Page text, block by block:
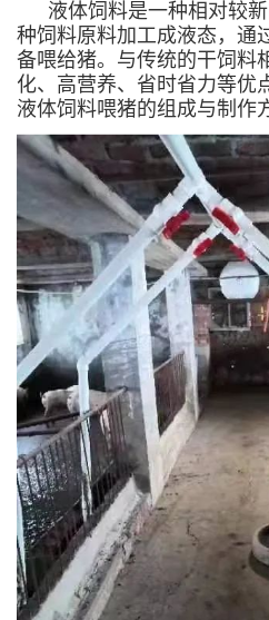
液体饲料是一种相对较
种饲料原料加工成液态，通
备喂给猪。与传统的干饲料
化、高营养、省时省力等优
液体饲料喂猪的组成与制作